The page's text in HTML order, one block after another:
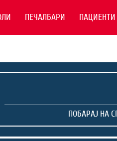
ПЕЧАЛБАРИ ПАЦИЕНТИ